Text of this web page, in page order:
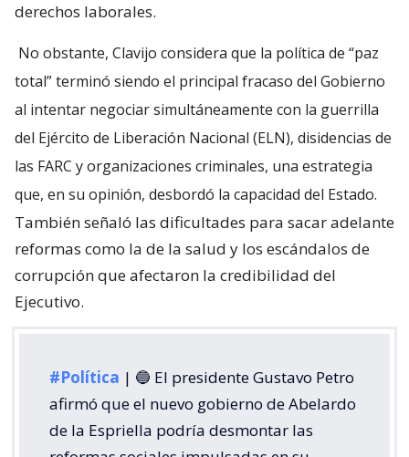
derechos laborales.
No obstante, Clavijo considera que la política de “paz
total” terminó siendo el principal fracaso del Gobierno
al intentar negociar simultáneamente con la guerrilla
del Ejército de Liberación Nacional (ELN), disidencias de
las FARC y organizaciones criminales, una estrategia
que, en su opinión, desbordó la capacidad del Estado.
También señaló las dificultades para sacar adelante
reformas como la de la salud y los escándalos de
corrupción que afectaron la credibilidad del
Ejecutivo.
#Política | 🔵 El presidente Gustavo Petro
afirmó que el nuevo gobierno de Abelardo
de la Espriella podría desmontar las